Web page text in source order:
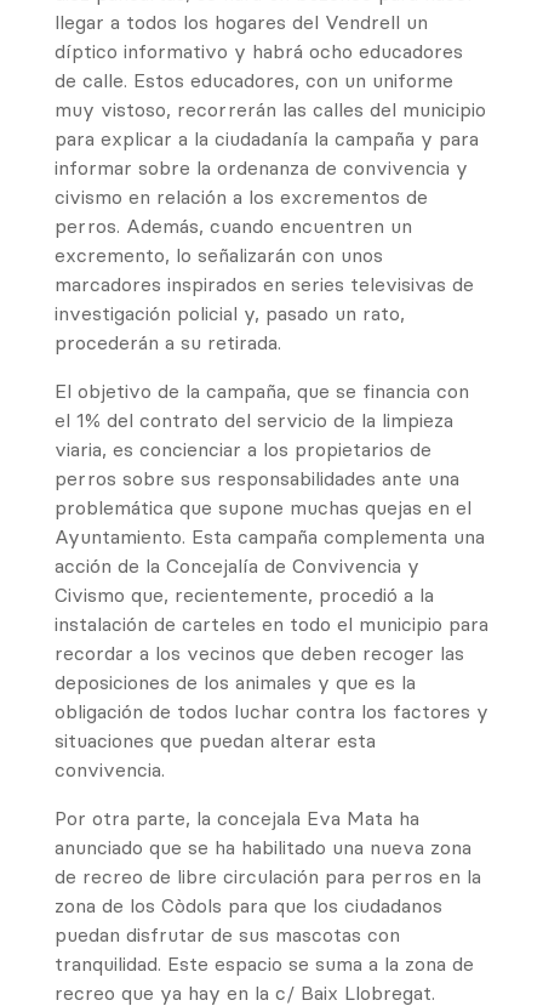
llegar a todos los hogares del Vendrell un
díptico informativo y habrá ocho educadores
de calle. Estos educadores, con un uniforme
muy vistoso, recorrerán las calles del municipio
para explicar a la ciudadanía la campaña y para
informar sobre la ordenanza de convivencia y
civismo en relación a los excrementos de
perros. Además, cuando encuentren un
excremento, lo señalizarán con unos
marcadores inspirados en series televisivas de
investigación policial y, pasado un rato,
procederán a su retirada.
El objetivo de la campaña, que se financia con
el 1% del contrato del servicio de la limpieza
viaria, es concienciar a los propietarios de
perros sobre sus responsabilidades ante una
problemática que supone muchas quejas en el
Ayuntamiento. Esta campaña complementa una
acción de la Concejalía de Convivencia y
Civismo que, recientemente, procedió a la
instalación de carteles en todo el municipio para
recordar a los vecinos que deben recoger las
deposiciones de los animales y que es la
obligación de todos luchar contra los factores y
situaciones que puedan alterar esta
convivencia.
Por otra parte, la concejala Eva Mata ha
anunciado que se ha habilitado una nueva zona
de recreo de libre circulación para perros en la
zona de los Còdols para que los ciudadanos
puedan disfrutar de sus mascotas con
tranquilidad. Este espacio se suma a la zona de
recreo que ya hay en la c/ Baix Llobregat.